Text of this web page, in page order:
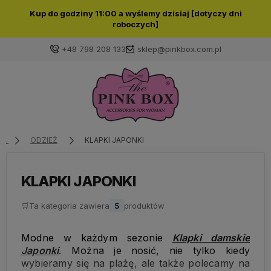
Kup do godziny 11:00 a wyślemy dzisiaj [dotyczy dni
roboczych]
+48 798 208 133 sklep@pinkbox.com.pl
Zaloguj się
Wybierz coś dla siebie z naszej aktualnej oferty lub
ODZIEŻ KLAPKI JAPONKI
KLAPKI JAPONKI
🛒Ta kategoria zawiera 5 produktów
Modne w każdym sezonie Klapki damskie
Japonki. Można je nosić, nie tylko kiedy
wybieramy się na plażę, ale także polecamy na